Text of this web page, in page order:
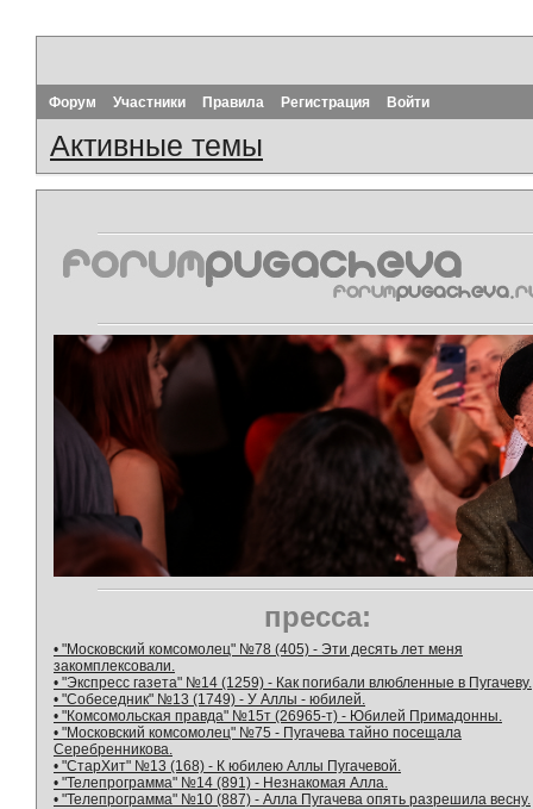
Форум Участники Правила Регистрация Войти
Активные темы
пресса:
• "Московский комсомолец" №78 (405) - Эти десять лет меня
закомплексовали.
• "Экспресс газета" №14 (1259) - Как погибали влюбленные в Пугачеву.
• "Собеседник" №13 (1749) - У Аллы - юбилей.
• "Комсомольская правда" №15т (26965-т) - Юбилей Примадонны.
• "Московский комсомолец" №75 - Пугачева тайно посещала
Серебренникова.
• "СтарХит" №13 (168) - К юбилею Аллы Пугачевой.
• "Телепрограмма" №14 (891) - Незнакомая Алла.
• "Телепрограмма" №10 (887) - Алла Пугачева опять разрешила весну.